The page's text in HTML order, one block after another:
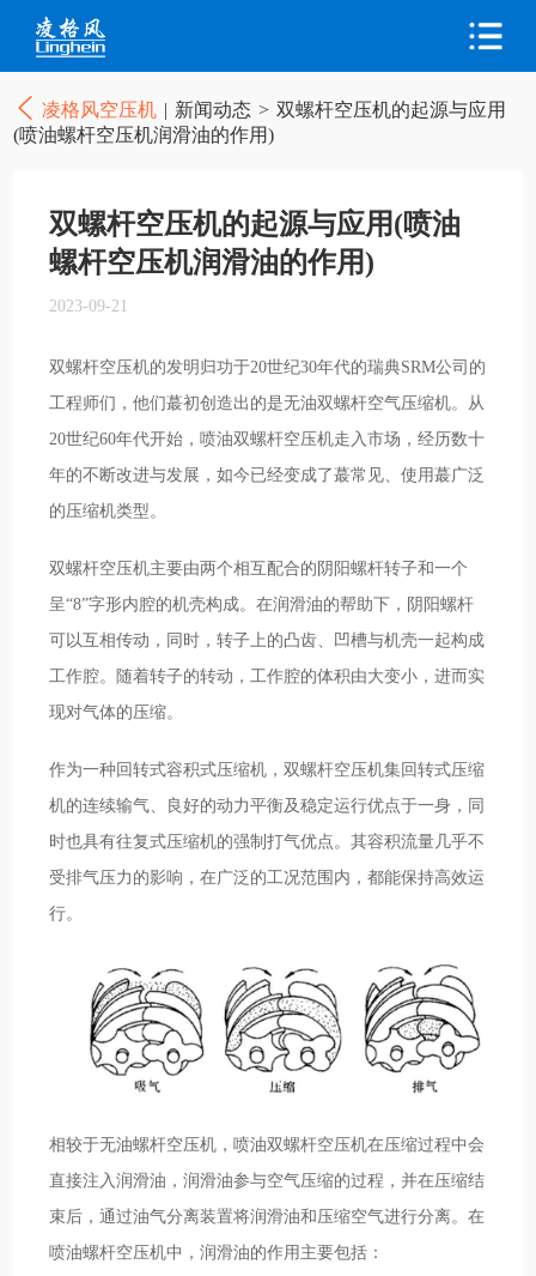
凌格风空压机 | 新闻动态 > 双螺杆空压机的起源与应用
(喷油螺杆空压机润滑油的作用)
双螺杆空压机的起源与应用(喷油
螺杆空压机润滑油的作用)
2023-09-21
双螺杆空压机的发明归功于20世纪30年代的瑞典SRM公司的
工程师们，他们蕞初创造出的是无油双螺杆空气压缩机。从
20世纪60年代开始，喷油双螺杆空压机走入市场，经历数十
年的不断改进与发展，如今已经变成了蕞常见、使用蕞广泛
的压缩机类型。
双螺杆空压机主要由两个相互配合的阴阳螺杆转子和一个
呈“8”字形内腔的机壳构成。在润滑油的帮助下，阴阳螺杆
可以互相传动，同时，转子上的凸齿、凹槽与机壳一起构成
工作腔。随着转子的转动，工作腔的体积由大变小，进而实
现对气体的压缩。
作为一种回转式容积式压缩机，双螺杆空压机集回转式压缩
机的连续输气、良好的动力平衡及稳定运行优点于一身，同
时也具有往复式压缩机的强制打气优点。其容积流量几乎不
受排气压力的影响，在广泛的工况范围内，都能保持高效运
行。
相较于无油螺杆空压机，喷油双螺杆空压机在压缩过程中会
直接注入润滑油，润滑油参与空气压缩的过程，并在压缩结
束后，通过油气分离装置将润滑油和压缩空气进行分离。在
喷油螺杆空压机中，润滑油的作用主要包括：